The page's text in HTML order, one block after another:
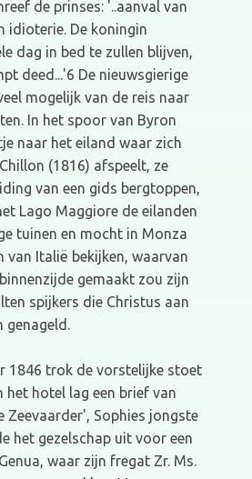
de prinses: '..aanval van
idioterie. De koningin
dag in bed te zullen blijven,
deed...'6 De nieuwsgierige
mogelijk van de reis naar
In het spoor van Byron
naar het eiland waar zich
(1816) afspeelt, ze
van een gids bergtoppen,
Lago Maggiore de eilanden
tuinen en mocht in Monza
van Italië bekijken, waarvan
gemaakt zou zijn
spijkers die Christus aan
genageld.
1846 trok de vorstelijke stoet
het hotel lag een brief van
Zeevaarder', Sophies jongste
het gezelschap uit voor een
waar zijn fregat Zr. Ms.